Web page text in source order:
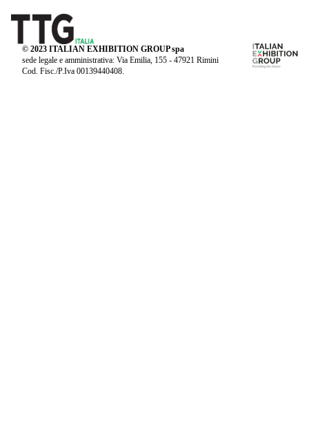
© 2023 ITALIAN EXHIBITION GROUP spa
sede legale e amministrativa: Via Emilia, 155 - 47921 Rimini
Cod. Fisc./P.Iva 00139440408.